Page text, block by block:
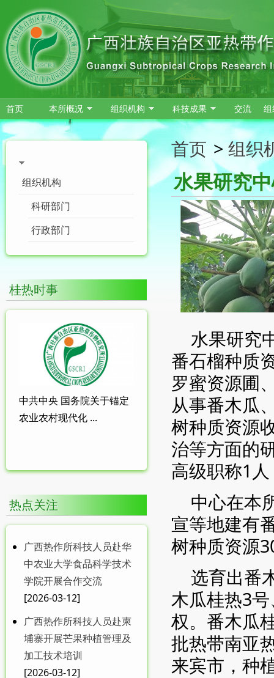
跳转到主要内容
首页 本所概况 组织机构 科技成果 交流
组织机构
科研部门
行政部门
桂热时事
中共中央 国务院关于锚定
农业农村现代化 ...
热点关注
广西热作所科技人员赴华
中农业大学食品科学技术
学院开展合作交流
[2026-03-12]
广西热作所科技人员赴柬
埔寨开展芒果种植管理及
加工技术培训
[2026-03-12]
首页 > 组织
水果研究
水果研究
番石榴种质
罗蜜资源圃
从事番木瓜
树种质资源
治等方面的
高级职称1
中心在本
宣等地建有
树种质资源
选育出番
木瓜桂热3
权。番木瓜
批热带南亚
来宾市，种